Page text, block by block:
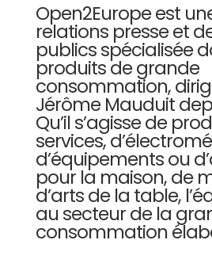
Open2Europe est
relations presse et
publics spécialisée
produits de grande
consommation,
Jérôme Mauduit
Qu’il s’agisse de
services,
d’équipements ou
pour la maison, de
d’arts de la table,
au secteur de la
consommation